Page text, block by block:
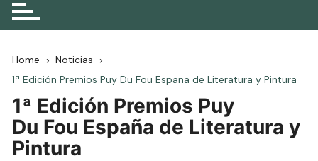
Home
Noticias
1ª Edición Premios Puy Du Fou España de Literatura y Pintura
1ª Edición Premios Puy
Du Fou España de Literatura y
Pintura